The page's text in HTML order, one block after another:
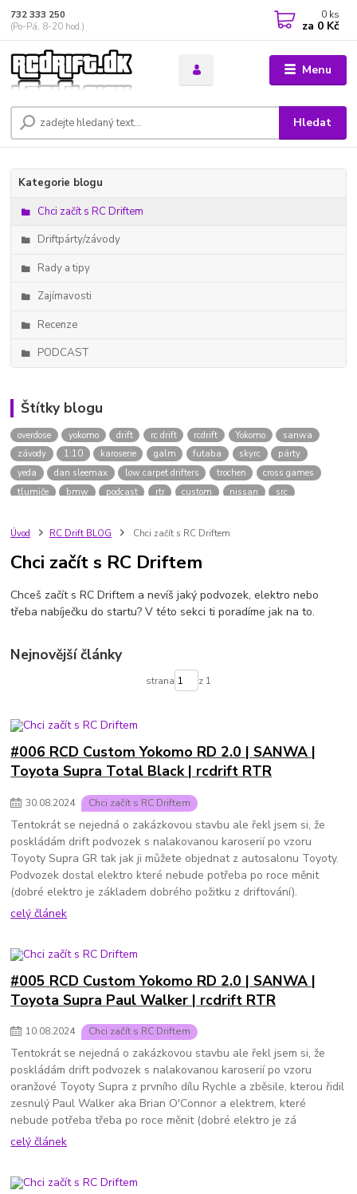
Menu
Hledat
732 333 250
(Po-Pá, 8-20 hod.)
0 ks
za 0 Kč
Kategorie blogu
Chci začít s RC Driftem
Driftpárty/závody
Rady a tipy
Zajímavosti
Recenze
PODCAST
Štítky blogu
overdose yokomo drift rc drift rcdrift Yokomo
sanwa
závody
1:10 karoserie galm futaba skyrc
párty
yeda
dan sleemax low carpet drifters trochen
cross games
tlumiče
bmw podcast rtr custom nissan
src
hk
driftpárty rc model blansko dráha
lexan
kaorserie
Úvod RC Drift BLOG Chci začít s RC Driftem
Chci začít s RC Driftem
Chceš začít s RC Driftem a nevíš jaký podvozek, elektro nebo
třeba nabíječku do startu? V této sekci ti poradíme jak na to.
Nejnovější články
strana z 1
#006 RCD Custom Yokomo RD 2.0 | SANWA |
Toyota Supra Total Black | rcdrift RTR
30.08.2024 Chci začít s RC Driftem
Tentokrát se nejedná o zakázkovou stavbu ale řekl jsem si, že
poskládám drift podvozek s nalakovanou karoserií po vzoru
Toyoty Supra GR tak jak ji můžete objednat z autosalonu Toyoty.
Podvozek dostal elektro které nebude potřeba po roce měnit
(dobré elektro je základem dobrého požitku z driftování).
celý článek
#005 RCD Custom Yokomo RD 2.0 | SANWA |
Toyota Supra Paul Walker | rcdrift RTR
10.08.2024 Chci začít s RC Driftem
Tentokrát se nejedná o zakázkovou stavbu ale řekl jsem si, že
poskládám drift podvozek s nalakovanou karoserií po vzoru
oranžové Toyoty Supra z prvního dílu Rychle a zběsile, kterou řidil
zesnulý Paul Walker aka Brian O'Connor a elektrem, které
nebude potřeba třeba po roce měnit (dobré elektro je zá
celý článek